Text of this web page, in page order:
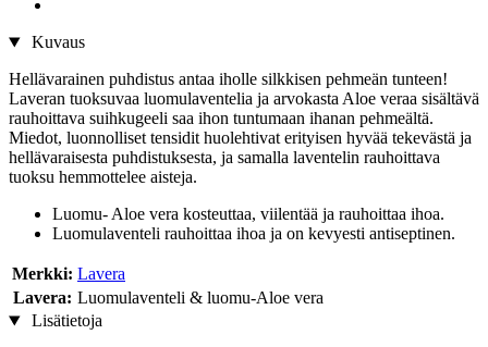
Kuvaus
Hellävarainen puhdistus antaa iholle silkkisen pehmeän tunteen!
Laveran tuoksuvaa luomulaventelia ja arvokasta Aloe veraa sisältävä
rauhoittava suihkugeeli saa ihon tuntumaan ihanan pehmeältä.
Miedot, luonnolliset tensidit huolehtivat erityisen hyvää tekevästä ja
hellävaraisesta puhdistuksesta, ja samalla laventelin rauhoittava
tuoksu hemmottelee aisteja.
Luomu- Aloe vera kosteuttaa, viilentää ja rauhoittaa ihoa.
Luomulaventeli rauhoittaa ihoa ja on kevyesti antiseptinen.
Merkki: Lavera
Lavera: Luomulaventeli & luomu-Aloe vera
Lisätietoja